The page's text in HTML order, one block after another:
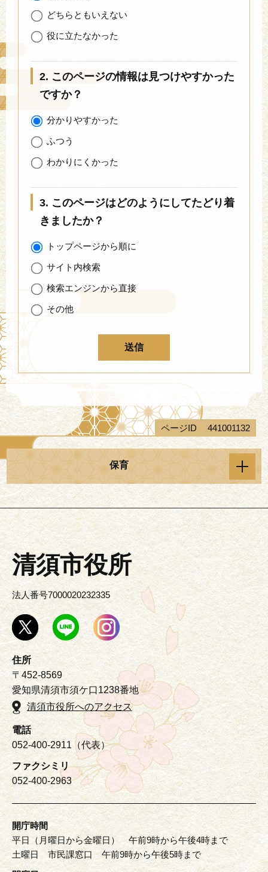
どちらともいえない
役に立たなかった
2. このページの情報は見つけやすかった
ですか？
分かりやすかった
ふつう
わかりにくかった
3. このページはどのようにしてたどり着
きましたか？
トップページから順に
サイト内検索
検索エンジンから直接
その他
ページID 441001132
保育
清須市役所
法人番号7000020232335
住所
〒452-8569
愛知県清須市須ケ口1238番地
清須市役所へのアクセス
電話
052-400-2911（代表）
ファクシミリ
052-400-2963
開庁時間
平日（月曜日から金曜日） 午前9時から午後4時まで
土曜日 市民課窓口 午前9時から午後5時まで